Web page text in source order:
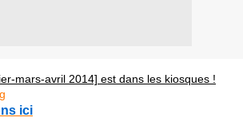
mars-avril 2014] est dans les kiosques !
ici